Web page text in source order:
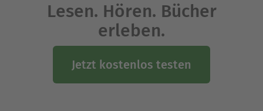
Lesen. Hören. Bücher
erleben.
Jetzt kostenlos testen